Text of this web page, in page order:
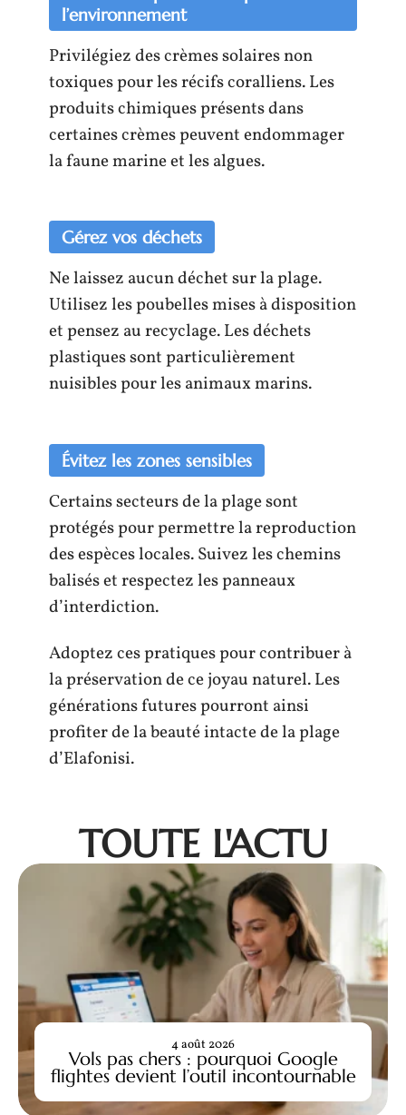
l’environnement
Privilégiez des crèmes solaires non
toxiques pour les récifs coralliens. Les
produits chimiques présents dans
certaines crèmes peuvent endommager
la faune marine et les algues.
Gérez vos déchets
Ne laissez aucun déchet sur la plage.
Utilisez les poubelles mises à disposition
et pensez au recyclage. Les déchets
plastiques sont particulièrement
nuisibles pour les animaux marins.
Évitez les zones sensibles
Certains secteurs de la plage sont
protégés pour permettre la reproduction
des espèces locales. Suivez les chemins
balisés et respectez les panneaux
d’interdiction.
Adoptez ces pratiques pour contribuer à
la préservation de ce joyau naturel. Les
générations futures pourront ainsi
profiter de la beauté intacte de la plage
d’Elafonisi.
TOUTE L'ACTU
Vols pas chers : pourquoi Google
flightes devient l’outil incontournable
4 août 2026